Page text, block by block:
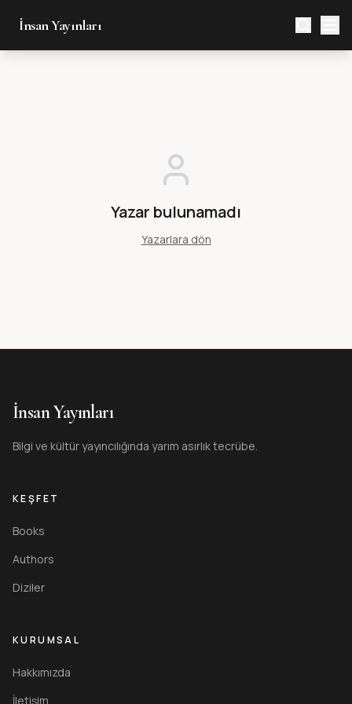
İnsan Yayınları
Yazar bulunamadı
Yazarlara dön
İnsan Yayınları
Bilgi ve kültür yayıncılığında yarım asırlık tecrübe.
KEŞFET
Books
Authors
Diziler
KURUMSAL
Hakkımızda
İletişim